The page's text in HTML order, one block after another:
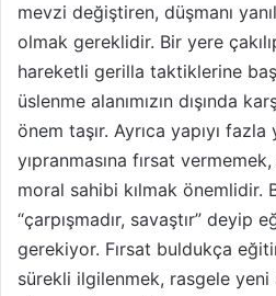
mevzi değiştiren, düşmanı
olmak gereklidir. Bir yere
hareketli gerilla taktiklerine
üslenme alanımızın dışında
önem taşır. Ayrıca yapıyı
yıpranmasına fırsat
moral sahibi kılmak önemlidir.
“çarpışmadır, savaştır” deyip
gerekiyor. Fırsat buldukça
sürekli ilgilenmek, rasgele yeni